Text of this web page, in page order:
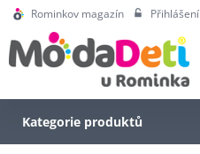
Rominkov magazín Přihlášení
Kategorie produktů